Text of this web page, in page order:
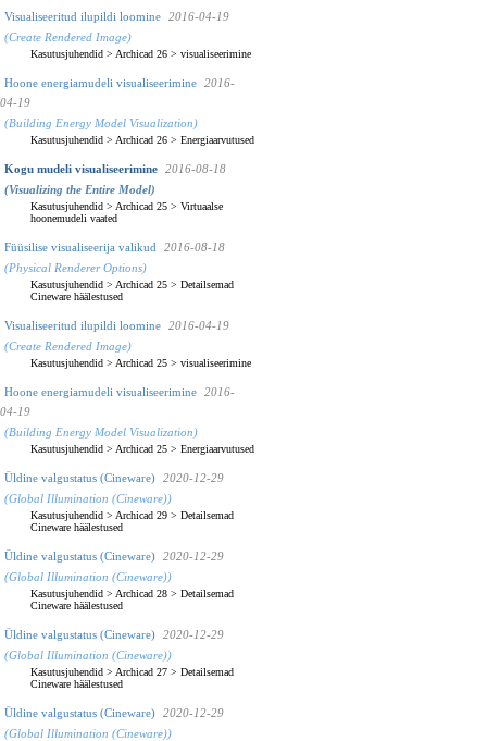
Visualiseeritud ilupildi loomine
2016-04-19
(Create Rendered Image)
Kasutusjuhendid > Archicad 26 > visualiseerimine
Hoone energiamudeli visualiseerimine
2016-
04-19
(Building Energy Model Visualization)
Kasutusjuhendid > Archicad 26 > Energiaarvutused
Kogu mudeli visualiseerimine
2016-08-18
(Visualizing the Entire Model)
Kasutusjuhendid > Archicad 25 > Virtuaalse
hoonemudeli vaated
Füüsilise visualiseerija valikud
2016-08-18
(Physical Renderer Options)
Kasutusjuhendid > Archicad 25 > Detailsemad
Cineware häälestused
Visualiseeritud ilupildi loomine
2016-04-19
(Create Rendered Image)
Kasutusjuhendid > Archicad 25 > visualiseerimine
Hoone energiamudeli visualiseerimine
2016-
04-19
(Building Energy Model Visualization)
Kasutusjuhendid > Archicad 25 > Energiaarvutused
Üldine valgustatus (Cineware)
2020-12-29
(Global Illumination (Cineware))
Kasutusjuhendid > Archicad 29 > Detailsemad
Cineware häälestused
Üldine valgustatus (Cineware)
2020-12-29
(Global Illumination (Cineware))
Kasutusjuhendid > Archicad 28 > Detailsemad
Cineware häälestused
Üldine valgustatus (Cineware)
2020-12-29
(Global Illumination (Cineware))
Kasutusjuhendid > Archicad 27 > Detailsemad
Cineware häälestused
Üldine valgustatus (Cineware)
2020-12-29
(Global Illumination (Cineware))